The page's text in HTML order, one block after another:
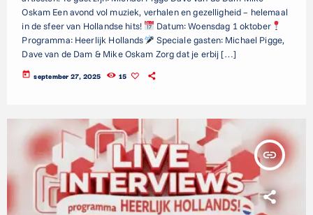
Oskam Een avond vol muziek, verhalen en gezelligheid – helemaal
in de sfeer van Hollandse hits!
Datum: Woensdag 1 oktober
Programma: Heerlijk Hollands
Speciale gasten: Michael Pigge,
Dave van de Dam & Mike Oskam Zorg dat je erbij […]
today september 27, 2025 15
insert_link